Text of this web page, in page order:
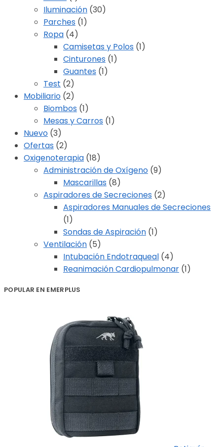
Iluminación (30)
Parches (1)
Ropa (4)
Camisetas y Polos (1)
Cinturones (1)
Guantes (1)
Test (2)
Mobiliario (2)
Biombos (1)
Mesas y Carros (1)
Nuevo (3)
Ofertas (2)
Oxigenoterapia (18)
Administración de Oxígeno (9)
Mascarillas (8)
Aspiradores de Secreciones (2)
Aspiradores Manuales de Secreciones
(1)
Sondas de Aspiración (1)
Ventilación (5)
Intubación Endotraqueal (4)
Reanimación Cardiopulmonar (1)
POPULAR EN EMERPLUS